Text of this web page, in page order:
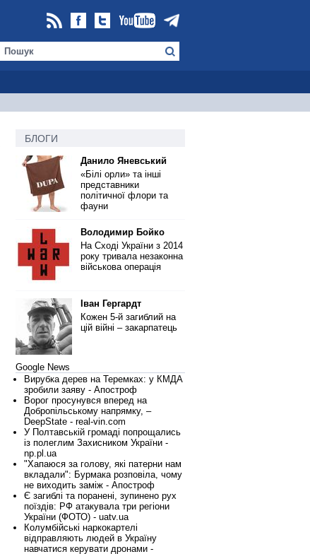
БЛОГИ
Данило Яневський
«Білі орли» та інші
представники
політичної флори та
фауни
Володимир Бойко
На Сході України з 2014
року тривала незаконна
військова операція
Іван Гергардт
Кожен 5-й загиблий на
цій війні – закарпатець
Google News
Вирубка дерев на Теремках: у КМДА
зробили заяву - Апостроф
Ворог просунувся вперед на
Добропільському напрямку, –
DeepState - real-vin.com
У Полтавській громаді попрощались
із полеглим Захисником України -
np.pl.ua
"Хапаюся за голову, які патерни нам
вкладали": Бурмака розповіла, чому
не виходить заміж - Апостроф
Є загиблі та поранені, зупинено рух
поїздів: РФ атакувала три регіони
України (ФОТО) - uatv.ua
Колумбійські наркокартелі
відправляють людей в Україну
навчатися керувати дронами -